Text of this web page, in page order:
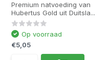
Premium natvoeding van
Hubertus Gold uit Duitsla...
Op voorraad
€5,05